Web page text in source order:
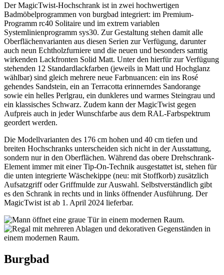
Der MagicTwist-Hochschrank ist in zwei hochwertigen
Badmöbelprogrammen von burgbad integriert: im Premium-
Programm rc40 Solitaire und im extrem variablen
Systemlinienprogramm sys30. Zur Gestaltung stehen damit alle
Oberflächenvarianten aus diesen Serien zur Verfügung, darunter
auch neun Echtholzfurniere und die neuen und besonders samtig
wirkenden Lackfronten Solid Matt. Unter den hierfür zur Verfügung
stehenden 12 Standardlackfarben (jeweils in Matt und Hochglanz
wählbar) sind gleich mehrere neue Farbnuancen: ein ins Rosé
gehendes Sandstein, ein an Terracotta erinnerndes Sandorange
sowie ein helles Perlgrau, ein dunkleres und warmes Steingrau und
ein klassisches Schwarz. Zudem kann der MagicTwist gegen
Aufpreis auch in jeder Wunschfarbe aus dem RAL-Farbspektrum
geordert werden.
Die Modellvarianten des 176 cm hohen und 40 cm tiefen und
breiten Hochschranks unterscheiden sich nicht in der Ausstattung,
sondern nur in den Oberflächen. Während das obere Drehschrank-
Element immer mit einer Tip-On-Technik ausgestattet ist, stehen für
die unten integrierte Wäschekippe (neu: mit Stoffkorb) zusätzlich
Aufsatzgriff oder Griffmulde zur Auswahl. Selbstverständlich gibt
es den Schrank in rechts und in links öffnender Ausführung. Der
MagicTwist ist ab 1. April 2024 lieferbar.
Burgbad